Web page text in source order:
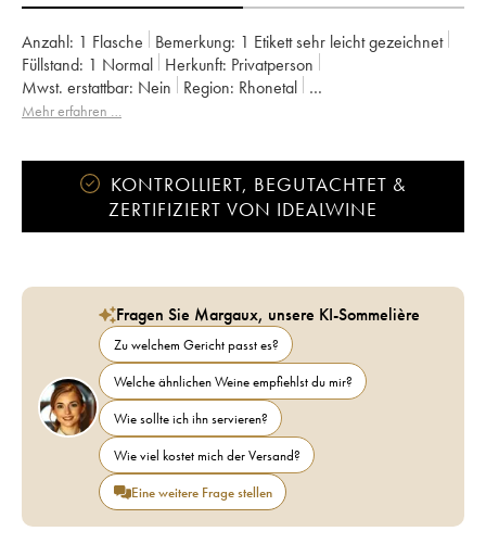
Anzahl: 1 Flasche Bemerkung: 1 Etikett sehr leicht gezeichnet
Füllstand: 1 Normal Herkunft:
privatperson
Mwst. erstattbar:
nein Region:
Rhonetal
Appellation:
Vaucluse (Vin de Pays de Vaucluse)
Mehr erfahren …
KONTROLLIERT, BEGUTACHTET &
ZERTIFIZIERT VON IDEALWINE
Fragen Sie Margaux, unsere KI-Sommelière
Zu welchem Gericht passt es?
Welche ähnlichen Weine empfiehlst du mir?
Wie sollte ich ihn servieren?
Wie viel kostet mich der Versand?
Eine weitere Frage stellen